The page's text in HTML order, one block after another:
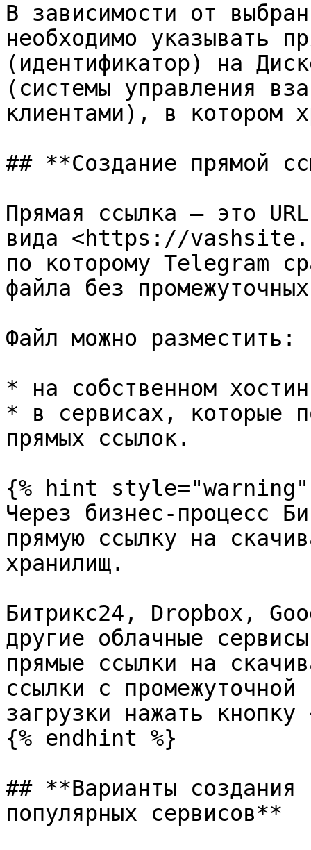
В зависимости от
необходимо указывать
(идентификатор) на
(системы управления
клиентами), в котором
## **Создание прямой
Прямая ссылка — это
вида <https://
по которому Telegram
файла без
Файл можно разместить:
* на собственном
* в сервисах, которые
прямых ссылок.
{% hint style="warning"
Через бизнес-процесс
прямую ссылку на
хранилищ.
Битрикс24, Dropbox,
другие облачные
прямые ссылки на
ссылки с
загрузки нажать кнопку
{% endhint %}
## **Варианты создания
популярных сервисов**